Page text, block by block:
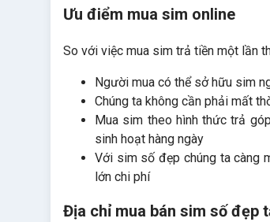
Ưu điểm mua sim online
So với việc mua sim trả tiền một lần
Người mua có thể sở hữu sim
Chúng ta không cần phải mất
Mua sim theo hình thức trả
sinh hoạt hàng ngày
Với sim số đẹp chúng ta càng
lớn chi phí
Địa chỉ mua bán sim số đẹp